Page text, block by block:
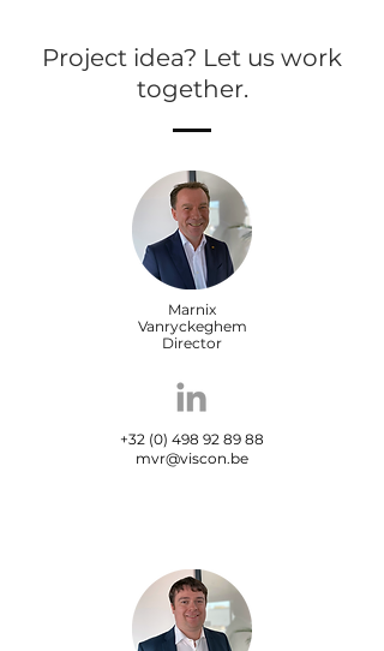
Project idea? Let us work
together.
Marnix
Vanryckeghem
Director
+32 (0) 498 92 89 88
mvr@viscon.be